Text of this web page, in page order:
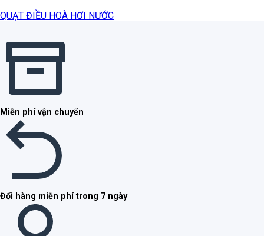
QUẠT ĐIỀU HOÀ HƠI NƯỚC
Miễn phí vận chuyển
Đổi hàng miễn phí trong 7 ngày